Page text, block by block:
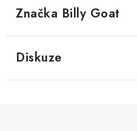
Značka Billy Goat
Diskuze